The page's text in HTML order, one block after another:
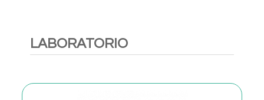
LABORATORIO